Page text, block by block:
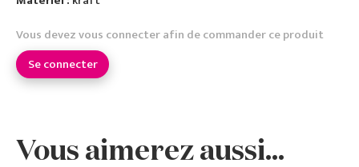
Vous devez vous connecter afin de commander ce produit
Se connecter
Vous aimerez aussi...